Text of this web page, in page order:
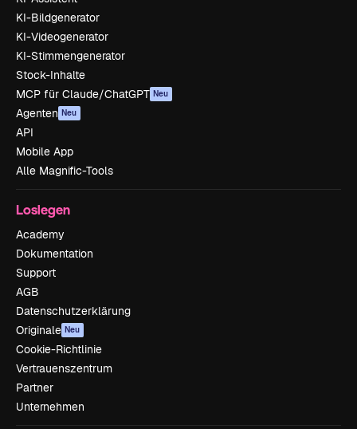
KI-Bildgenerator
KI-Videogenerator
KI-Stimmengenerator
Stock-Inhalte
MCP für Claude/ChatGPT Neu
Agenten Neu
API
Mobile App
Alle Magnific-Tools
Loslegen
Academy
Dokumentation
Support
AGB
Datenschutzerklärung
Originale Neu
Cookie-Richtlinie
Vertrauenszentrum
Partner
Unternehmen